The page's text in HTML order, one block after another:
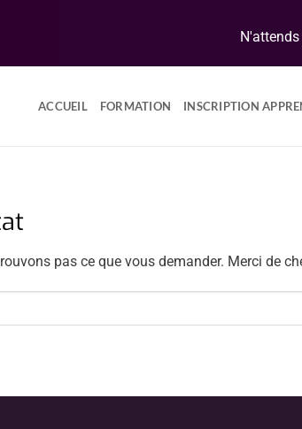
N'attends
ACCUEIL FORMATION INSCRIPTION
pas ce que vous demander. Merci de